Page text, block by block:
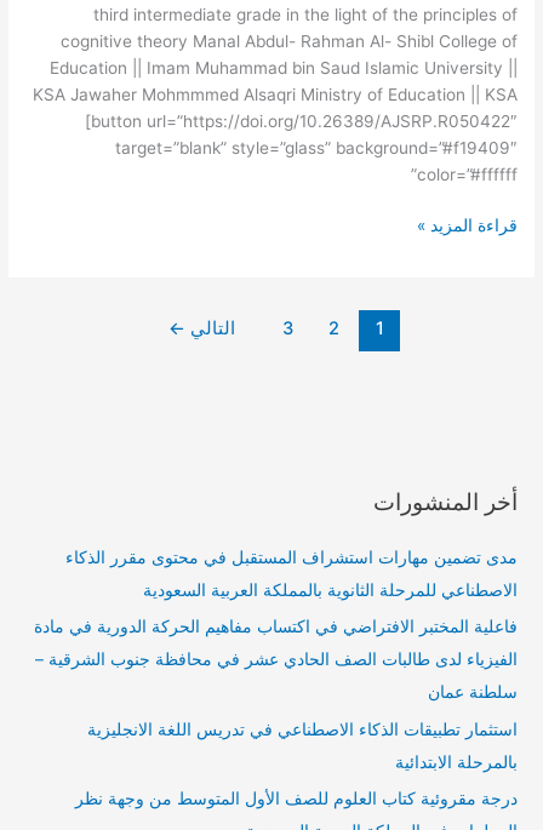
third intermediate grade in the light of the principles of
cognitive theory Manal Abdul- Rahman Al- Shibl College of
Education || Imam Muhammad bin Saud Islamic University ||
KSA Jawaher Mohmmmed Alsaqri Ministry of Education || KSA
[button url=”https://doi.org/10.26389/AJSRP.R050422″
target=”blank” style=”glass” background=”#f19409″
color=”#ffffff”
الصف
الثالث
المتوسط
في
ضوء
مبادئ
النظرية
قراءة المزيد »
1
2
3 التالي ←
أخر المنشورات
مدى تضمين مهارات استشراف المستقبل في محتوى مقرر الذكاء
الاصطناعي للمرحلة الثانوية بالمملكة العربية السعودية
فاعلية المختبر الافتراضي في اكتساب مفاهيم الحركة الدورية في مادة
الفيزياء لدى طالبات الصف الحادي عشر في محافظة جنوب الشرقية –
سلطنة عمان
استثمار تطبيقات الذكاء الاصطناعي في تدريس اللغة الانجليزية
بالمرحلة الابتدائية
درجة مقروئية كتاب العلوم للصف الأول المتوسط من وجهة نظر